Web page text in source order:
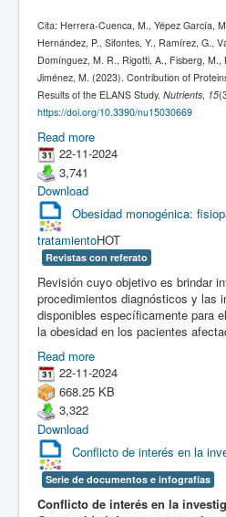
Cita: Herrera-Cuenca, M., Yépez García,
Hernández, P., Sifontes, Y., Ramírez, G.,
Domínguez, M. R., Rigotti, A., Fisberg, M.,
Jiménez, M. (2023). Contribution of
Results of the ELANS Study. Nutrients, 15
https://doi.org/10.3390/nu15030669
Read more
22-11-2024
3,741
Download
Obesidad monogénica:
tratamientoHOT
Revistas con referato
Revisión cuyo objetivo es brindar
procedimientos diagnósticos y las
disponibles específicamente para
la obesidad en los pacientes
Read more
22-11-2024
668.25 KB
3,322
Download
Conflicto de interés en la
Serie de documentos e infografías
Conflicto de interés en la